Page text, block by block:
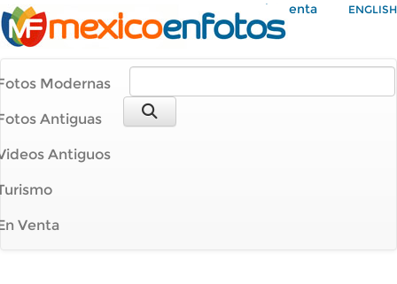
Mi Cuenta ENGLISH
Modernas
Antiguas
Antiguos
Venta